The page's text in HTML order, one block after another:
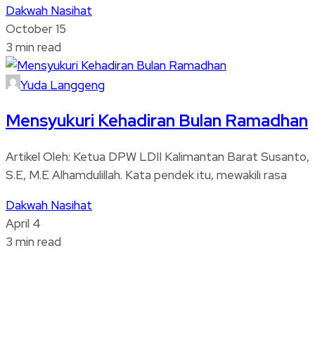
Dakwah Nasihat
October 15
3 min read
Yuda Langgeng
Mensyukuri Kehadiran Bulan Ramadhan
Artikel Oleh: Ketua DPW LDII Kalimantan Barat Susanto,
S.E, M.E Alhamdulillah. Kata pendek itu, mewakili rasa
Dakwah Nasihat
April 4
3 min read